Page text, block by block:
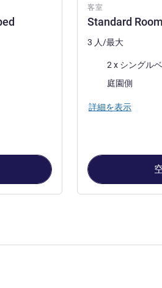
客室
Standard
3 人/最大
2 x シングル
ビュー:庭園側
詳細を表示